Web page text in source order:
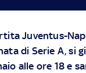
Juventus-
di Serie A, si
alle ore 18 e